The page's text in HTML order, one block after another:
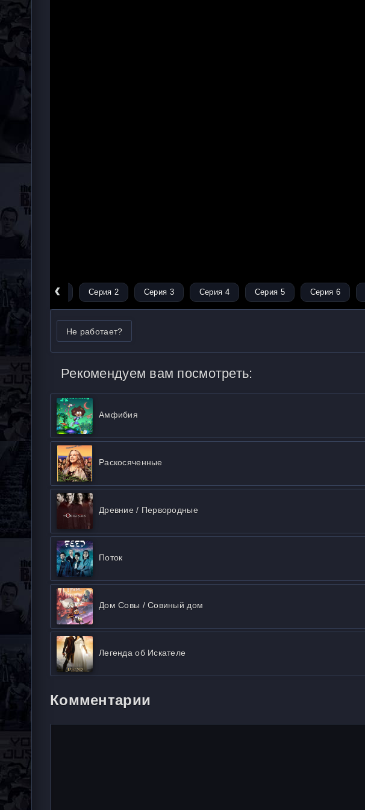
‹
Серия 1 Серия 2 Серия 3 Серия 4 Серия 5 Серия 6
Не работает?
Рекомендуем вам посмотреть:
Амфибия
Раскосяченные
Древние / Первородные
Поток
Дом Совы / Совиный дом
Легенда об Искателе
Комментарии